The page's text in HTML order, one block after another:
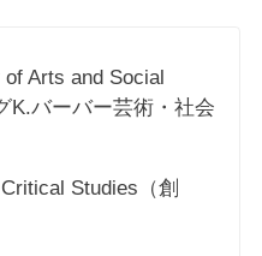
Arts and Social
K.バーバー芸術・社会
Studies（創